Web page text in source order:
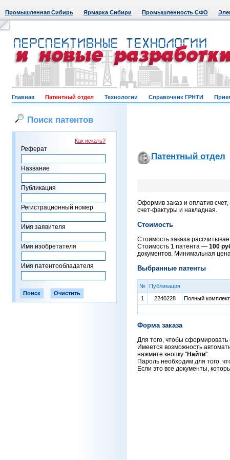
Промышленная Сибирь Ярмарка Сибири Промышленность СФО
Главная Патентный отдел Технологии Справочник ГРНТИ
Поиск патентов
Как искать?
Реферат
Название
Публикация
Регистрационный номер
Имя заявителя
Имя изобретателя
Имя патентообладателя
Патентный отдел
Оформив заказ и оплатив
счет-фактуры и накладная.
Стоимость
Стоимость заказа
Стоимость 1 патента — 100
документов. Минимальная
Выбранные патенты
№ Публикация
1
2240228 Полный
Форма заказа
Для того, чтобы
Имеется возможность
нажмите кнопку "Найти".
Пароль необходим для того,
Если это все документы,